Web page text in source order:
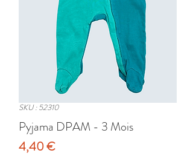
SKU : 52310
Pyjama DPAM - 3 Mois
4,40 €Prix